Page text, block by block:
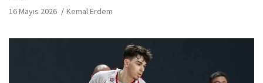
16 Mayıs 2026 Kemal Erdem